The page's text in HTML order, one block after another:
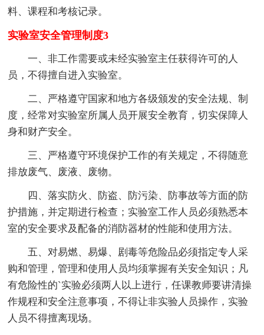
料、课程和考核记录。
实验室安全管理制度3
一、非工作需要或未经实验室主任获得许可的人
员，不得擅自进入实验室。
二、严格遵守国家和地方各级颁发的安全法规、制
度，经常对实验室所属人员开展安全教育，切实保障人
身和财产安全。
三、严格遵守环境保护工作的有关规定，不得随意
排放废气、废液、废物。
四、落实防火、防盗、防污染、防事故等方面的防
护措施，并定期进行检查；实验室工作人员必须熟悉本
室的安全要求及配备的消防器材的性能和使用方法。
五、对易燃、易爆、剧毒等危险品必须指定专人采
购和管理，管理和使用人员均须掌握有关安全知识；凡
有危险性的`实验必须两人以上进行，任课教师要讲清操
作规程和安全注意事项，不得让非实验人员操作，实验
人员不得擅离现场。